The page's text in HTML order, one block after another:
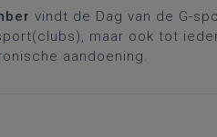
vindt de Dag van de G-
maar ook tot
aandoening.